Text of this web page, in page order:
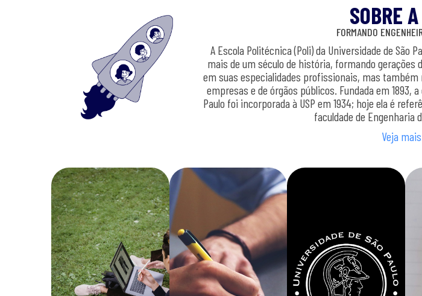
SOBRE
FORMANDO
A Escola Politécnica (Poli) da Universidade de São
mais de um século de história, formando gerações
em suas especialidades profissionais, mas
empresas e de órgãos públicos. Fundada em 1893,
Paulo foi incorporada à USP em 1934; hoje ela é
faculdade de Engenharia
Veja